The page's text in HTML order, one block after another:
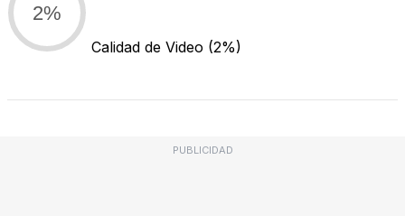
2%
Calidad de Video (2%)
PUBLICIDAD